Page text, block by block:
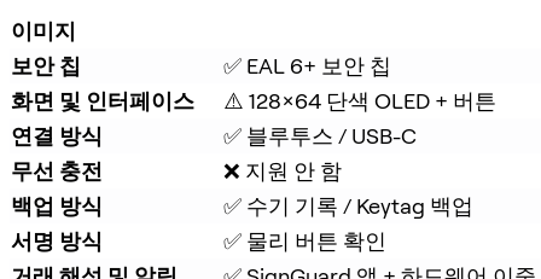
이미지
보안 칩
✅ EAL 6+ 보안 칩
화면 및 인터페이스
⚠️ 128×64 단색 OLED + 버튼
연결 방식
✅ 블루투스 / USB-C
무선 충전
❌ 지원 안 함
백업 방식
✅ 수기 기록 / Keytag 백업
서명 방식
✅ 물리 버튼 확인